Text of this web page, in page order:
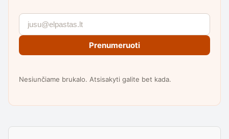
Prenumeruoti
Nesiunčiame brukalo. Atsisakyti galite bet kada.